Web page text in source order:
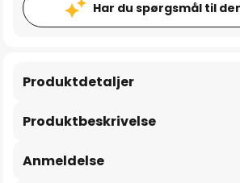
Har du spørgsmål til
Produktbeskrivelse
Produktdetaljer
Anmeldelse